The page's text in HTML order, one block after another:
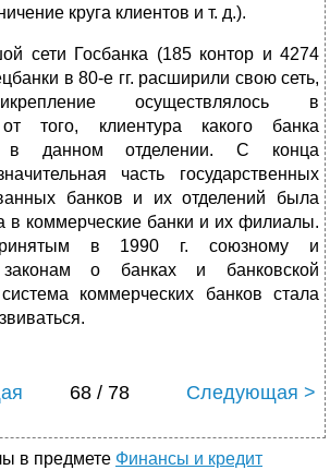
круга клиентов и т. д.).
сети Госбанка (185 контор и 4274
в 80-е гг. расширили свою сеть,
осуществлялось в
от того, клиентура какого банка
в данном отделении. С конца
часть государственных
банков и их отделений была
в коммерческие банки и их филиалы.
в 1990 г. союзному и
законам о банках и банковской
коммерческих банков стала
68 / 78 Следующая >
в предмете Финансы и кредит